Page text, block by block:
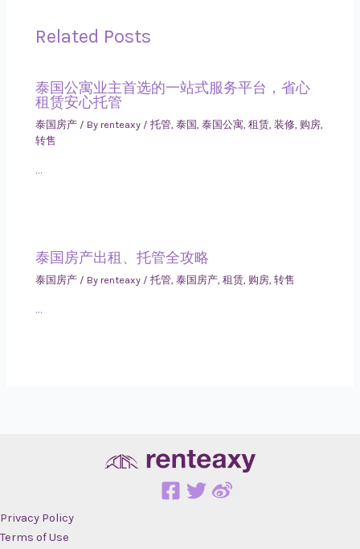
Related Posts
泰国公寓业主首选的一站式服务平台，省心
租赁安心托管
泰国房产 / By renteaxy /托管,泰国,泰国公寓,租赁,装修, 购房,
转售
…
泰国房产出租、托管全攻略
泰国房产 / By renteaxy /托管 ,泰国房产 ,租赁 购房 ,转售
…
Privacy Policy
Terms of Use